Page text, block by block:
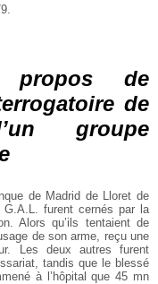
propos de
de
groupe
de Madrid de Lloret de
G.A.L. furent cernés par la
Alors qu’ils tentaient de
de son arme, reçu une
Les deux autres furent
tandis que le blessé
à l’hôpital que 45 mn